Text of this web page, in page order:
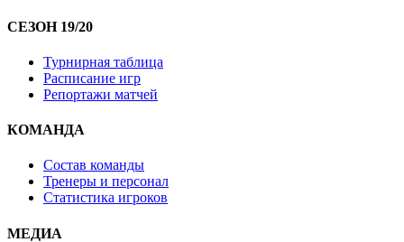
СЕЗОН 19/20
Турнирная таблица
Расписание игр
Репортажи матчей
КОМАНДА
Состав команды
Тренеры и персонал
Статистика игроков
МЕДИА